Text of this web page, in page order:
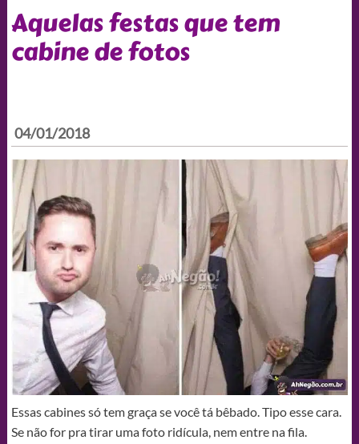
Aquelas festas que tem
cabine de fotos
04/01/2018
Essas cabines só tem graça se você tá bêbado. Tipo esse cara.
Se não for pra tirar uma foto ridícula, nem entre na fila.